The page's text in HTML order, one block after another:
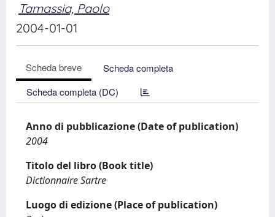
Tamassia, Paolo
2004-01-01
Scheda breve
Scheda completa
Scheda completa (DC)
Anno di pubblicazione (Date of publication)
2004
Titolo del libro (Book title)
Dictionnaire Sartre
Luogo di edizione (Place of publication)